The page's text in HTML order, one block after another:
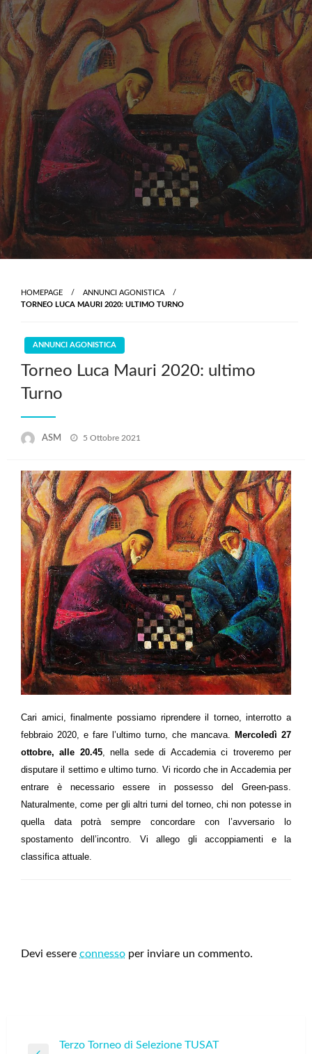
Skip
to
content
HOMEPAGE
ANNUNCI AGONISTICA
TORNEO LUCA MAURI 2020: ULTIMO TURNO
ANNUNCI AGONISTICA
Torneo Luca Mauri 2020: ultimo
Turno
ASM
Posted
5 Ottobre 2021
Cari amici, finalmente possiamo riprendere il torneo, interrotto a
febbraio 2020, e fare l’ultimo turno, che mancava. Mercoledì 27
ottobre, alle 20.45, nella sede di Accademia ci troveremo per
disputare il settimo e ultimo turno. Vi ricordo che in Accademia per
entrare è necessario essere in possesso del Green-pass.
Naturalmente, come per gli altri turni del torneo, chi non potesse in
quella data potrà sempre concordare con l’avversario lo
spostamento dell’incontro. Vi allego gli accoppiamenti e la
classifica attuale.
Devi essere connesso per inviare un commento.
Navigazione
Terzo Torneo di Selezione TUSAT